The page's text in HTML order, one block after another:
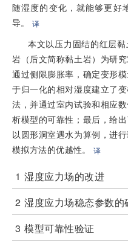
随湿度的变化，就能够更好
导。译
本文以压力固结的红层
岩（后文简称黏土岩）为研
通过侧限膨胀率，确定变形
于归一化的相对湿度建立了
法，并通过室内试验和相应
析模型的可靠性；最后，给
以圆形洞室遇水为算例，进
模拟方法的优越性。
译
1 湿度应力场的改进
2 湿度应力场稳态参数的
3 模型可靠性验证